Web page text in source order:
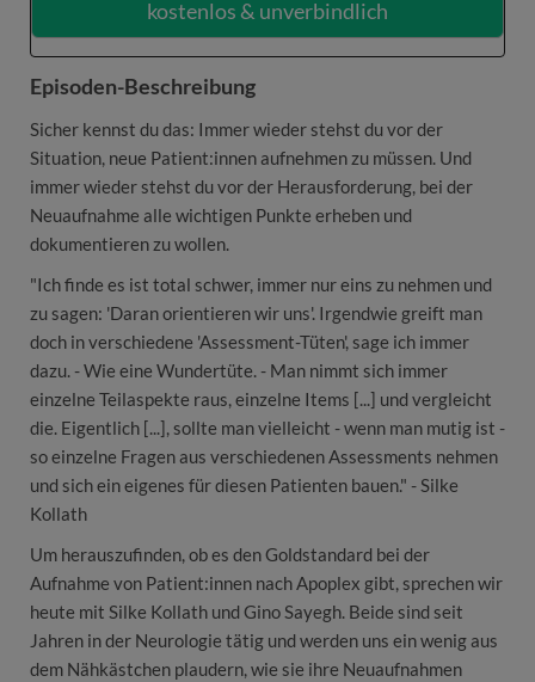
kostenlos & unverbindlich
Episoden-Beschreibung
Sicher kennst du das: Immer wieder stehst du vor der
Situation, neue Patient:innen aufnehmen zu müssen. Und
immer wieder stehst du vor der Herausforderung, bei der
Neuaufnahme alle wichtigen Punkte erheben und
dokumentieren zu wollen.
"Ich finde es ist total schwer, immer nur eins zu nehmen und
zu sagen: 'Daran orientieren wir uns'. Irgendwie greift man
doch in verschiedene 'Assessment-Tüten', sage ich immer
dazu. - Wie eine Wundertüte. - Man nimmt sich immer
einzelne Teilaspekte raus, einzelne Items [...] und vergleicht
die. Eigentlich [...], sollte man vielleicht - wenn man mutig ist -
so einzelne Fragen aus verschiedenen Assessments nehmen
und sich ein eigenes für diesen Patienten bauen." - Silke
Kollath
Um herauszufinden, ob es den Goldstandard bei der
Aufnahme von Patient:innen nach Apoplex gibt, sprechen wir
heute mit Silke Kollath und Gino Sayegh. Beide sind seit
Jahren in der Neurologie tätig und werden uns ein wenig aus
dem Nähkästchen plaudern, wie sie ihre Neuaufnahmen